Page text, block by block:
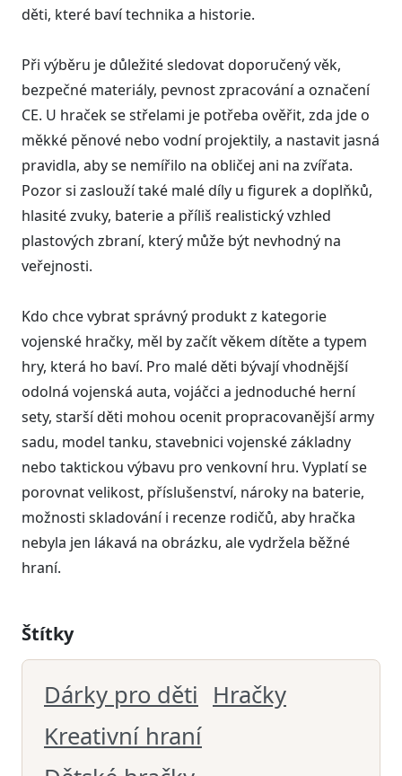
děti, které baví technika a historie.
Při výběru je důležité sledovat doporučený věk,
bezpečné materiály, pevnost zpracování a označení
CE. U hraček se střelami je potřeba ověřit, zda jde o
měkké pěnové nebo vodní projektily, a nastavit jasná
pravidla, aby se nemířilo na obličej ani na zvířata.
Pozor si zaslouží také malé díly u figurek a doplňků,
hlasité zvuky, baterie a příliš realistický vzhled
plastových zbraní, který může být nevhodný na
veřejnosti.
Kdo chce vybrat správný produkt z kategorie
vojenské hračky, měl by začít věkem dítěte a typem
hry, která ho baví. Pro malé děti bývají vhodnější
odolná vojenská auta, vojáčci a jednoduché herní
sety, starší děti mohou ocenit propracovanější army
sadu, model tanku, stavebnici vojenské základny
nebo taktickou výbavu pro venkovní hru. Vyplatí se
porovnat velikost, příslušenství, nároky na baterie,
možnosti skladování i recenze rodičů, aby hračka
nebyla jen lákavá na obrázku, ale vydržela běžné
hraní.
Štítky
Dárky pro děti Hračky
Kreativní hraní